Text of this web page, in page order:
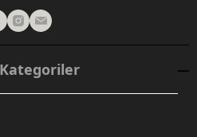
Kategoriler